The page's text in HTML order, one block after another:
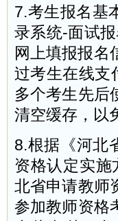
7.考生报名基
录系统-面试
网上填报报名
过考生在线支
多个考生先后
清空缓存，以
8.根据《河北
资格认定实施
北省申请教师
参加教师资格